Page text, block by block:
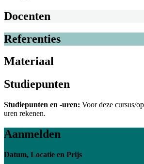
Docenten
Referenties
Materiaal
Studiepunten
Studiepunten en -uren: Voor deze cursus/
uren rekenen.
Aanmelden
Datum, Locatie en Prijs